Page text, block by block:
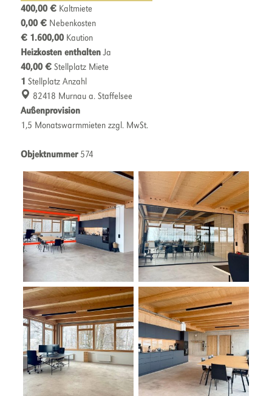
400,00 € Kaltmiete
0,00 € Nebenkosten
€ 1.600,00Kaution
Heizkosten enthaltenJa
40,00 € Stellplatz Miete
1 Stellplatz Anzahl
82418 Murnau a. Staffelsee
Außenprovision
1,5 Monatswarmmieten zzgl. MwSt.
Objektnummer 574